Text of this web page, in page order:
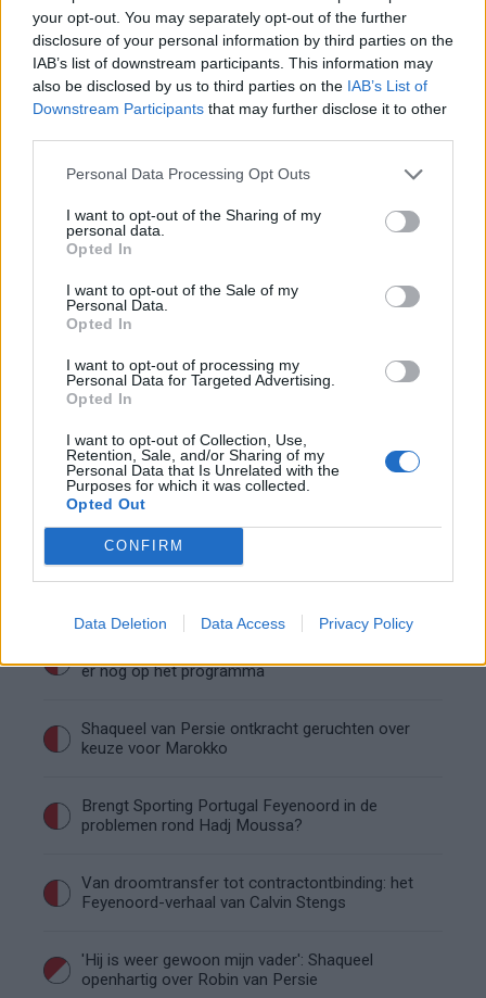
your opt-out. You may separately opt-out of the further
disclosure of your personal information by third parties on the
IAB’s list of downstream participants. This information may
also be disclosed by us to third parties on the IAB’s List of
Downstream Participants that may further disclose it to other
Personal Data Processing Opt Outs
I want to opt-out of the Sharing of my
personal data.
Opted In
I want to opt-out of the Sale of my
Personal Data.
Opted In
I want to opt-out of processing my
Personal Data for Targeted Advertising.
Opted In
I want to opt-out of Collection, Use,
Retention, Sale, and/or Sharing of my
Personal Data that Is Unrelated with the
Purposes for which it was collected.
Opted Out
CONFIRM
Data Deletion Data Access Privacy Policy
zijn ook onbegrijpelijk en aan reacties van spelers te
zien, zijn die ook klaar meer. Tijd voor een nieuwe
trainer. Bedankt voor de mooie successen, maar de
koek is op.#vvvfey
— Kees Vogelzang (@VogelzangKees)4 februari
Ajax Feyenoord PSV
Feyenoorder tekent als bondscoach
Kan Givairo Read de duurste verdediger ooit van
bereik
deze twee posities nog versterken
Feyenoord incasseert miljoenen: transfer Leo
er nog op het programma
Shaqueel van Persie ontkracht geruchten over
keuze voor Marokko
Brengt Sporting Portugal Feyenoord in de
problemen rond Hadj Moussa?
Van droomtransfer tot contractontbinding: het
Feyenoord-verhaal van Calvin Stengs
'Hij is weer gewoon mijn vader': Shaqueel
openhartig over Robin van Persie